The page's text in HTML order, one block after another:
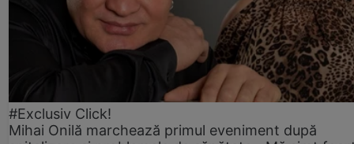
#Exclusiv Click!
Mihai Onilă marchează primul eveniment după